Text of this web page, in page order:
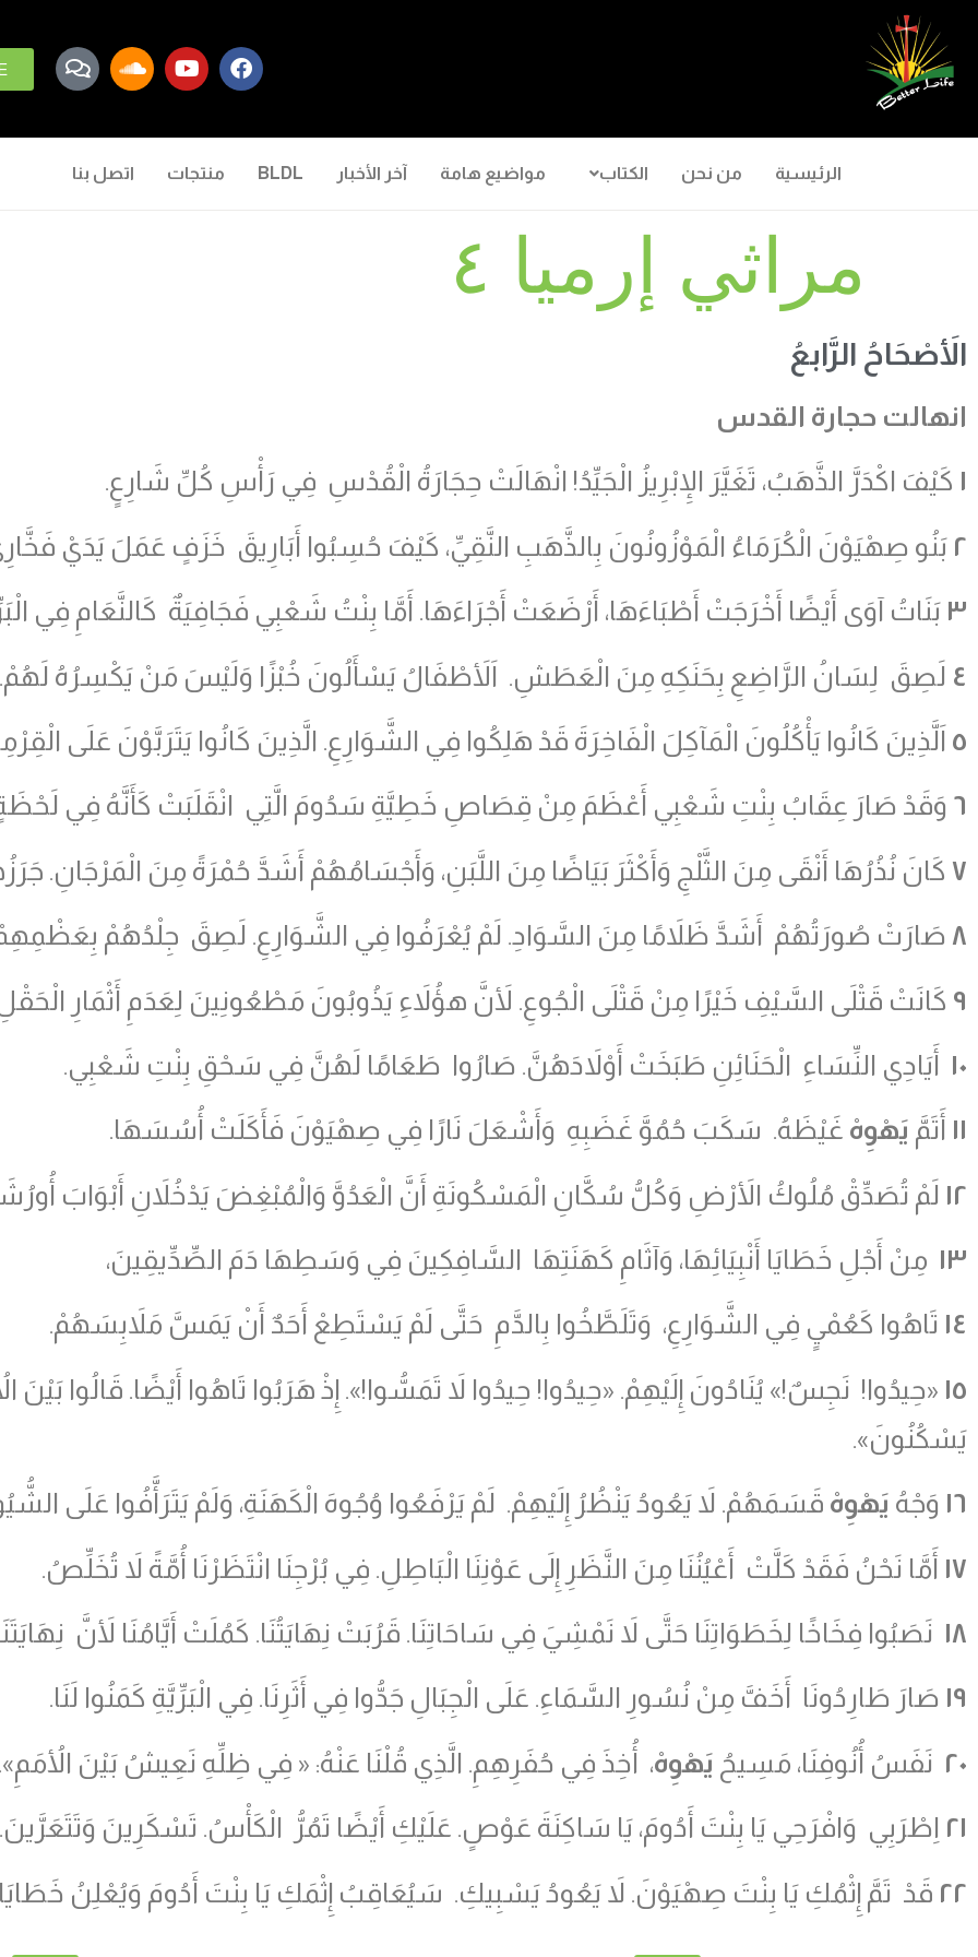
الرئيسية من نحن الكتاب مواضيع هامة آخر الأخبار BLDL منتجات اتصل بنا
مراثي إرميا ٤
الأَصْحَاحُ الرَّابعُ
انهالت حجارة القدس
١ كَيْفَ اكْدَرَّ الذَّهَبُ، تَغَيَّرَ الإِبْرِيزُ الْجَيِّدُ! انْهَالَتْ حِجَارَةُ الْقُدْسِ فِي رَأْسِ كُلِّ شَارِعٍ.
٢ بَنُو صِهْيَوْنَ الْكُرَمَاءُ الْمَوْزُونُونَ بِالذَّهَبِ النَّقِيِّ، كَيْفَ حُسِبُوا أَبَارِيقَ خَزَفٍ عَمَلَ يَدَيْ
٣ بَنَاتُ آوَى أَيْضًا أَخْرَجَتْ أَطْبَاءَهَا، أَرْضَعَتْ أَجْرَاءَهَا. أَمَّا بِنْتُ شَعْبِي فَجَافِيَةٌ كَالنَّعَامِ فِي
٤ لَصِقَ لِسَانُ الرَّاضِعِ بِحَنَكِهِ مِنَ الْعَطَشِ. اَلأَطْفَالُ يَسْأَلُونَ خُبْزًا وَلَيْسَ مَنْ يَكْسِرُهُ لَهُمْ.
٥ اَلَّذِينَ كَانُوا يَأْكُلُونَ الْمَآكِلَ الْفَاخِرَةَ قَدْ هَلِكُوا فِي الشَّوَارِعِ. الَّذِينَ كَانُوا يَتَرَبَّوْنَ عَلَى
٦ وَقَدْ صَارَ عِقَابُ بِنْتِ شَعْبِي أَعْظَمَ مِنْ قِصَاصِ خَطِيَّةِ سَدُومَ الَّتِي انْقَلَبَتْ كَأَنَّهُ فِي لَحْظَةٍ،
٧ كَانَ نُذُرُهَا أَنْقَى مِنَ الثَّلْجِ وَأَكْثَرَ بَيَاضًا مِنَ اللَّبَنِ، وَأَجْسَامُهُمْ أَشَدَّ حُمْرَةً مِنَ الْمَرْجَانِ.
٨ صَارَتْ صُورَتُهُمْ أَشَدَّ ظَلاَمًا مِنَ السَّوَادِ. لَمْ يُعْرَفُوا فِي الشَّوَارِعِ. لَصِقَ جِلْدُهُمْ
٩ كَانَتْ قَتْلَى السَّيْفِ خَيْرًا مِنْ قَتْلَى الْجُوعِ. لأَنَّ هؤُلاَءِ يَذُوبُونَ مَطْعُونِينَ لِعَدَمِ أَثْمَارِ
١٠ أَيَادِي النِّسَاءِ الْحَنَائِنِ طَبَخَتْ أَوْلاَدَهُنَّ. صَارُوا طَعَامًا لَهُنَّ فِي سَحْقِ بِنْتِ شَعْبِي.
١١ أَتَمَّ يَهْوِهْ غَيْظَهُ. سَكَبَ حُمُوَّ غَضَبِهِ وَأَشْعَلَ نَارًا فِي صِهْيَوْنَ فَأَكَلَتْ أُسُسَهَا.
١٢ لَمْ تُصَدِّقْ مُلُوكُ الأَرْضِ وَكُلُّ سُكَّانِ الْمَسْكُونَةِ أَنَّ الْعَدُوَّ وَالْمُبْغِضَ يَدْخُلاَنِ أَبْوَابَ
١٣ مِنْ أَجْلِ خَطَايَا أَنْبِيَائِهَا، وَآثَامِ كَهَنَتِهَا السَّافِكِينَ فِي وَسَطِهَا دَمَ الصِّدِّيقِينَ،
١٤ تَاهُوا كَعُمْيٍ فِي الشَّوَارِعِ، وَتَلَطَّخُوا بِالدَّمِ حَتَّى لَمْ يَسْتَطِعْ أَحَدٌ أَنْ يَمَسَّ مَلاَبِسَهُمْ.
١٥ «حِيدُوا! نَجِسٌ!» يُنَادُونَ إِلَيْهِمْ. «حِيدُوا! حِيدُوا لاَ تَمَسُّوا!». إِذْ هَرَبُوا تَاهُوا أَيْضًا. قَالُوا بَيْنَ
يَسْكُنُونَ».
١٦ وَجْهُ يَهْوِهْ قَسَمَهُمْ. لاَ يَعُودُ يَنْظُرُ إِلَيْهِمْ. لَمْ يَرْفَعُوا وُجُوهَ الْكَهَنَةِ، وَلَمْ يَتَرَأَّفُوا عَلَى
١٧ أَمَّا نَحْنُ فَقَدْ كَلَّتْ أَعْيُنُنَا مِنَ النَّظَرِ إِلَى عَوْنِنَا الْبَاطِلِ. فِي بُرْجِنَا انْتَظَرْنَا أُمَّةً لاَ تُخَلِّصُ.
١٨ نَصَبُوا فِخَاخًا لِخَطَوَاتِنَا حَتَّى لاَ نَمْشِيَ فِي سَاحَاتِنَا. قَرُبَتْ نِهَايَتُنَا. كَمُلَتْ أَيَّامُنَا لأَنَّ
١٩ صَارَ طَارِدُونَا أَخَفَّ مِنْ نُسُورِ السَّمَاءِ. عَلَى الْجِبَالِ جَدُّوا فِي أَثَرِنَا. فِي الْبَرِّيَّةِ كَمَنُوا لَنَا.
٢٠ نَفَسُ أُنُوفِنَا، مَسِيحُ يَهْوِهْ، أُخِذَ فِي حُفَرِهِمِ. الَّذِي قُلْنَا عَنْهُ: « فِي ظِلِّهِ نَعِيشُ بَيْنَ الأُمَمِ».
٢١ اِطْرَبِي وَافْرَحِي يَا بِنْتَ أَدُومَ، يَا سَاكِنَةَ عَوْصٍ. عَلَيْكِ أَيْضًا تَمُرُّ الْكَأْسُ. تَسْكَرِينَ وَتَتَعَرَّينَ.
٢٢ قَدْ تَمَّ إِثْمُكِ يَا بِنْتَ صِهْيَوْنَ. لاَ يَعُودُ يَسْبِيكِ. سَيُعَاقِبُ إِثْمَكِ يَا بِنْتَ أَدُومَ وَيُعْلِنُ